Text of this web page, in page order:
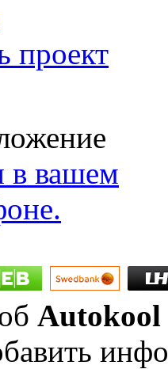
проект
вашем
Autokool